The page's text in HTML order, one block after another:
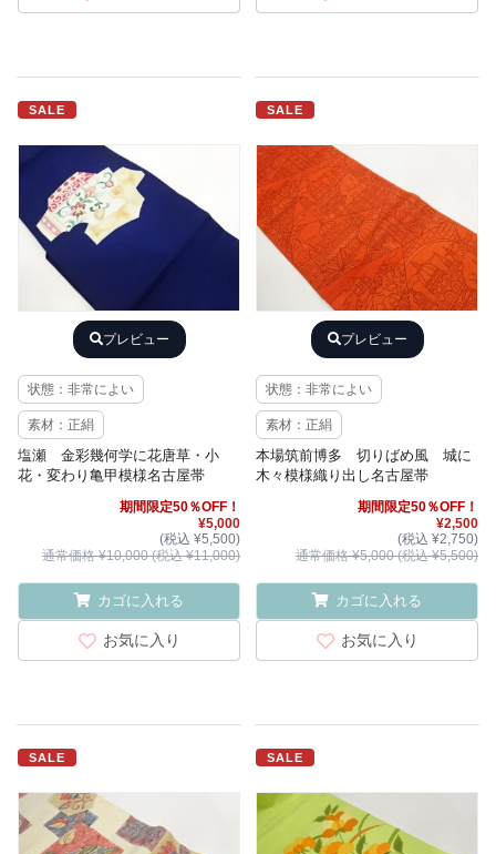
SALE
プレビュー
状態：非常によい
素材：正絹
塩瀬 金彩幾何学に花唐草・小
花・変わり亀甲模様名古屋帯
期間限定50％OFF！
¥5,000
(税込 ¥5,500)
通常価格 ¥10,000 (税込 ¥11,000)
カゴに入れる
お気に入り
SALE
プレビュー
状態：非常によい
素材：正絹
本場筑前博多 切りばめ風 城に
木々模様織り出し名古屋帯
期間限定50％OFF！
¥2,500
(税込 ¥2,750)
通常価格 ¥5,000 (税込 ¥5,500)
カゴに入れる
お気に入り
SALE SALE